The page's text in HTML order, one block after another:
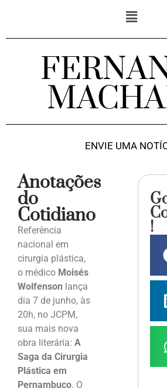
ENVIE UMA
Anotações
do
Cotidiano
Referência
nacional em
cirurgia plástica,
o médico Moisés
Wolfenson lança
dia 7 de junho, às
20h, no JCPM,
sua mais nova
obra literária: A
Saga da Cirurgia
Plástica em
Pernambuco. O
!